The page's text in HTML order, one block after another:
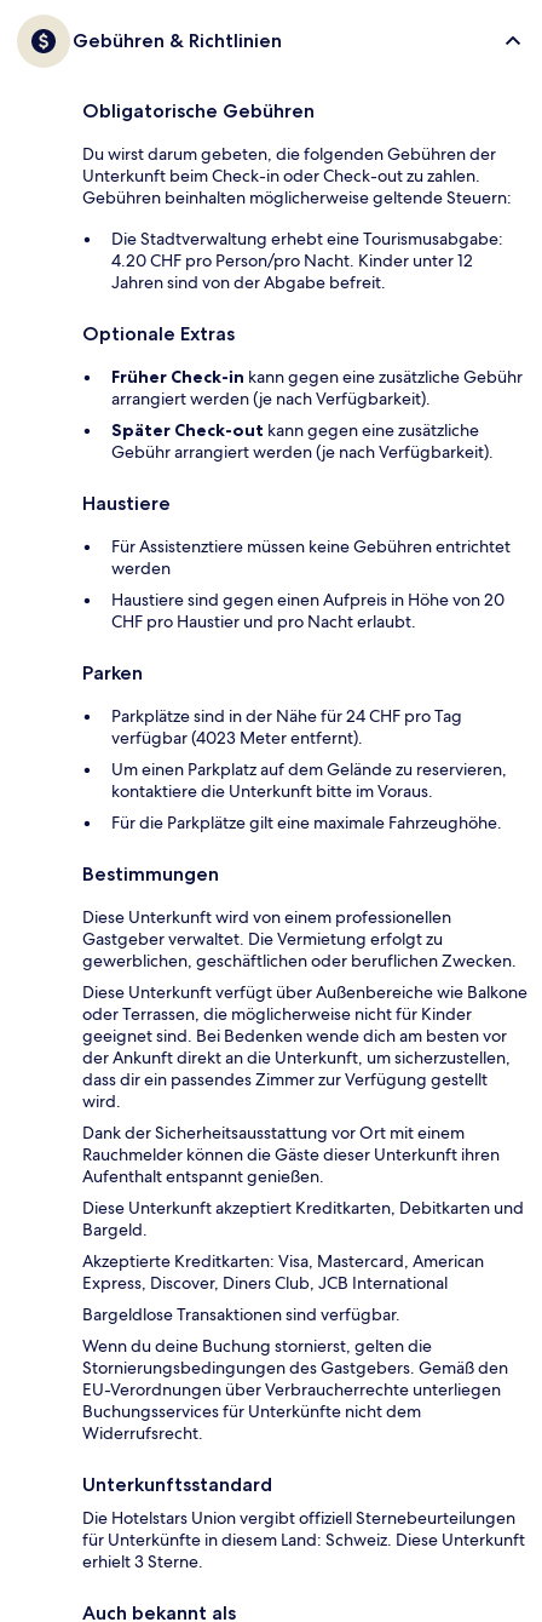
Gebühren & Richtlinien
Obligatorische Gebühren
Du wirst darum gebeten, die folgenden Gebühren der
Unterkunft beim Check-in oder Check-out zu zahlen.
Gebühren beinhalten möglicherweise geltende Steuern:
Die Stadtverwaltung erhebt eine Tourismusabgabe:
4.20 CHF pro Person/pro Nacht. Kinder unter 12
Jahren sind von der Abgabe befreit.
Optionale Extras
Früher Check-in kann gegen eine zusätzliche Gebühr
arrangiert werden (je nach Verfügbarkeit).
Später Check-out kann gegen eine zusätzliche
Gebühr arrangiert werden (je nach Verfügbarkeit).
Haustiere
Für Assistenztiere müssen keine Gebühren entrichtet
werden
Haustiere sind gegen einen Aufpreis in Höhe von 20
CHF pro Haustier und pro Nacht erlaubt.
Parken
Parkplätze sind in der Nähe für 24 CHF pro Tag
verfügbar (4023 Meter entfernt).
Um einen Parkplatz auf dem Gelände zu reservieren,
kontaktiere die Unterkunft bitte im Voraus.
Für die Parkplätze gilt eine maximale Fahrzeughöhe.
Bestimmungen
Diese Unterkunft wird von einem professionellen
Gastgeber verwaltet. Die Vermietung erfolgt zu
gewerblichen, geschäftlichen oder beruflichen Zwecken.
Diese Unterkunft verfügt über Außenbereiche wie Balkone
oder Terrassen, die möglicherweise nicht für Kinder
geeignet sind. Bei Bedenken wende dich am besten vor
der Ankunft direkt an die Unterkunft, um sicherzustellen,
dass dir ein passendes Zimmer zur Verfügung gestellt
wird.
Dank der Sicherheitsausstattung vor Ort mit einem
Rauchmelder können die Gäste dieser Unterkunft ihren
Aufenthalt entspannt genießen.
Diese Unterkunft akzeptiert Kreditkarten, Debitkarten und
Bargeld.
Akzeptierte Kreditkarten: Visa, Mastercard, American
Express, Discover, Diners Club, JCB International
Bargeldlose Transaktionen sind verfügbar.
Wenn du deine Buchung stornierst, gelten die
Stornierungsbedingungen des Gastgebers. Gemäß den
EU-Verordnungen über Verbraucherrechte unterliegen
Buchungsservices für Unterkünfte nicht dem
Widerrufsrecht.
Unterkunftsstandard
Die Hotelstars Union vergibt offiziell Sternebeurteilungen
für Unterkünfte in diesem Land: Schweiz. Diese Unterkunft
erhielt 3 Sterne.
Auch bekannt als